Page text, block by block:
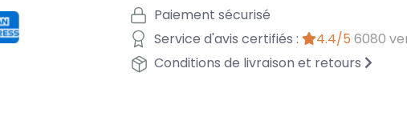
Paiement sécurisé
Service d'avis certifiés :
4.4/5 6080
Conditions de livraison et retours